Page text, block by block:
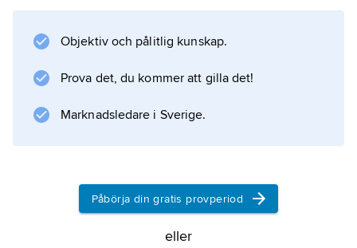
som rest stora markanspråk, har också fått
sockerodlingen att successivt gå tillbaka.
sysselsättningen och är starkt beroende av
Information om artikeln
Objektiv och pålitlig kunskap.
Prova det, du kommer att gilla det!
Marknadsledare i Sverige.
Påbörja din gratis provperiod
eller